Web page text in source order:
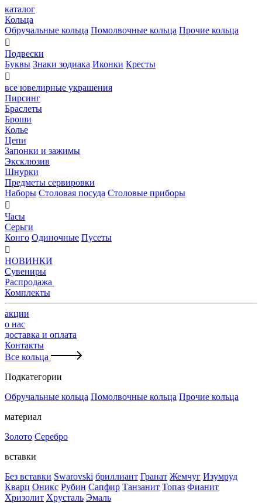
каталог
Кольца
Обручальные кольца Помолвочные кольца Прочие кольца

Подвески
Буквы Знаки зодиака Иконки Кресты

все ювелирные украшения
Пирсинг
Браслеты
Броши
Колье
Цепи
Запонки и зажимы
Эксклюзив
Шнурки
Предметы сервировки
Наборы Столовая посуда Столовые приборы

Часы
Серьги
Конго Одиночные Пусеты

НОВИНКИ
Сувениры
Распродажа
Комплекты
акции
о нас
доставка и оплата
Контакты
Все кольца
Подкатегории
Обручальные кольца Помолвочные кольца Прочие кольца
материал
Золото Серебро
вставки
Без вставки Swarovski бриллиант Гранат Жемчуг Изумруд
Кварц Оникс Рубин Сапфир Танзанит Топаз Фианит
Хризолит Хрусталь Эмаль